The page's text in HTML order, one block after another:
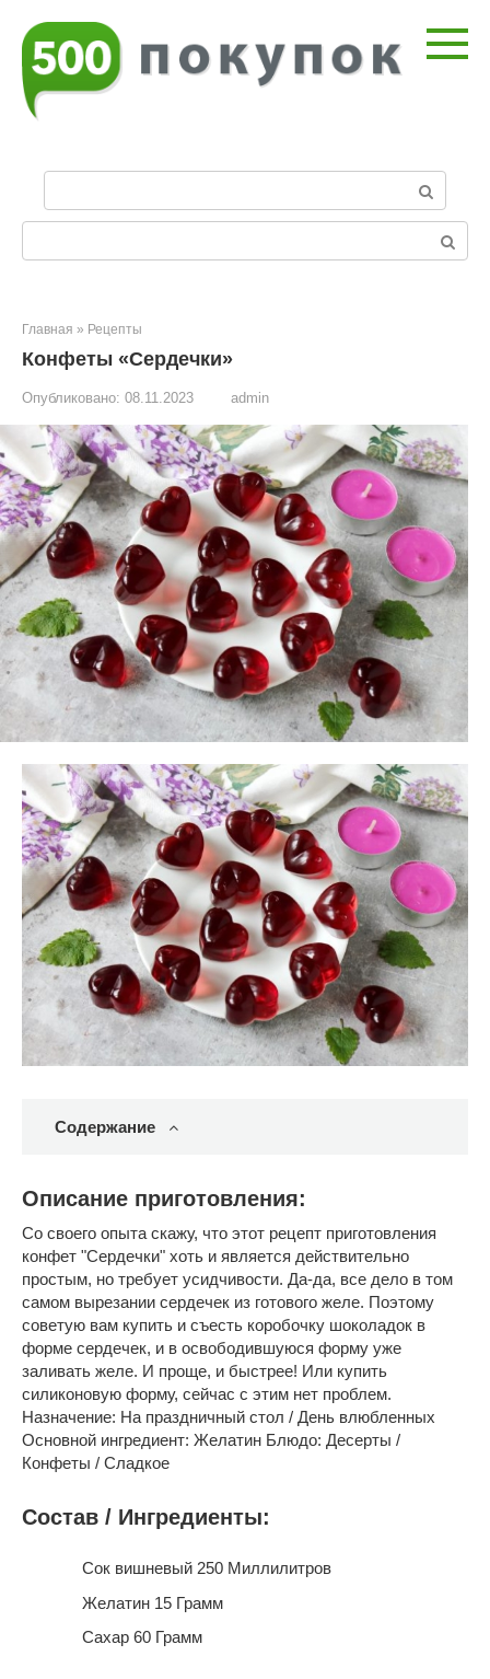
контенту
о
и
Главная » Рецепты
Конфеты «Сердечки»
Опубликовано: 08.11.2023 admin
Содержание
Описание приготовления:
Со своего опыта скажу, что этот рецепт приготовления
конфет "Сердечки" хоть и является действительно
простым, но требует усидчивости. Да-да, все дело в том
самом вырезании сердечек из готового желе. Поэтому
советую вам купить и съесть коробочку шоколадок в
форме сердечек, и в освободившуюся форму уже
заливать желе. И проще, и быстрее! Или купить
силиконовую форму, сейчас с этим нет проблем.
Назначение: На праздничный стол / День влюбленных
Основной ингредиент: Желатин Блюдо: Десерты /
Конфеты / Сладкое
Состав / Ингредиенты:
Сок вишневый 250 Миллилитров
Желатин 15 Грамм
Сахар 60 Грамм